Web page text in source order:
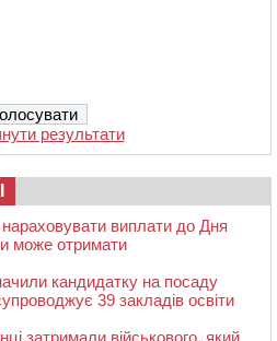
результати
виплати до Дня
може отримати
кандидатку на посаду
39 закладів освіти
затримали військового, який